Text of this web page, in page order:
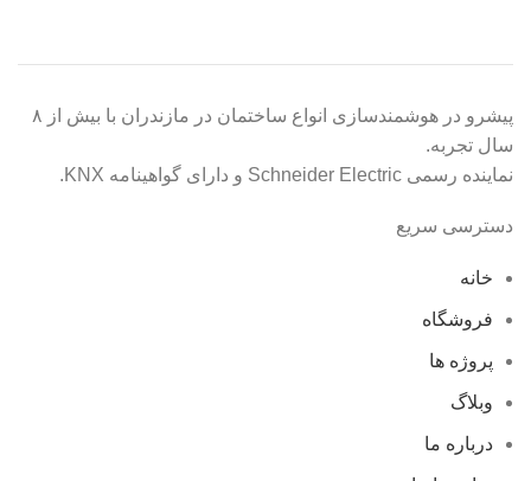
پیشرو در هوشمندسازی انواع ساختمان در مازندران با بیش از ۸
سال تجربه.
نماینده رسمی Schneider Electric و دارای گواهینامه KNX.
دسترسی سریع
خانه
فروشگاه
پروژه ها
وبلاگ
درباره ما